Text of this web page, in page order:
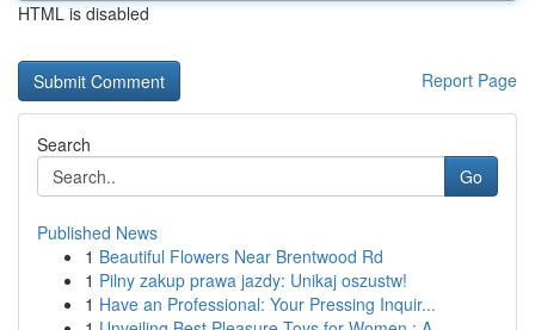
HTML is disabled
Report Page
Search
Go
Published News
1 Beautiful Flowers Near Brentwood Rd
1 Pilny zakup prawa jazdy: Unikaj oszustw!
1 Have an Professional: Your Pressing Inquir...